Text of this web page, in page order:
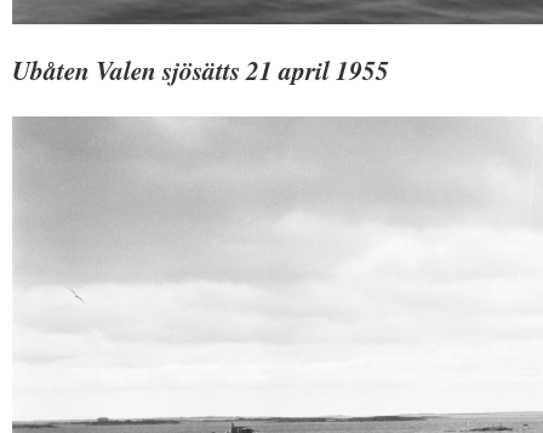
Ubåten Valen sjösätts 21 april 1955